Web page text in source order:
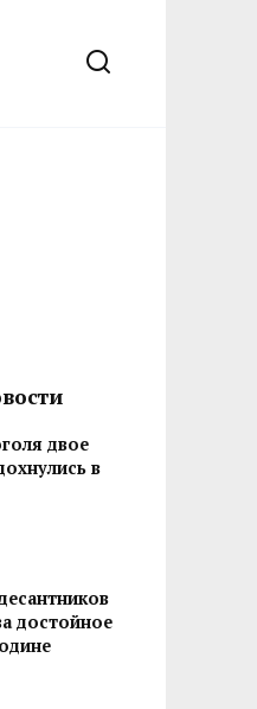
двое
в
достойное